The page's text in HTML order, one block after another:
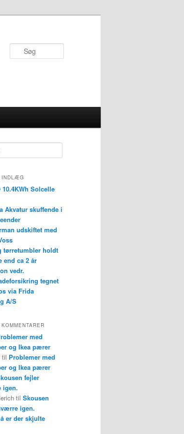
INDLÆG
10.4KWh Solcelle
Akvatur skuffende i
udskiftet med
tørretumbler holdt
end ca 2 år
vedr.
tegnet
via Frida
A/S
med
og Ikea pærer
til Problemer med
og Ikea pærer
fejler
igen.
til Skousen
igen.
er der skjulte